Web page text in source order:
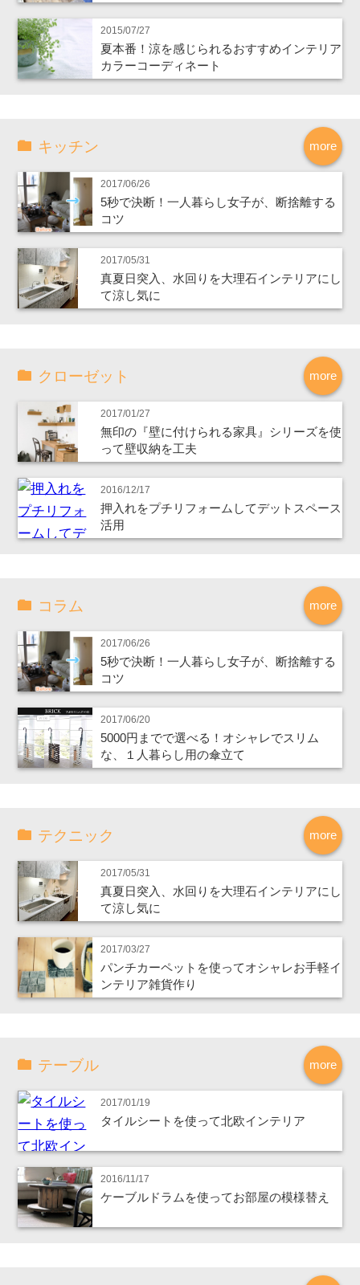
2015/07/27
夏本番！涼を感じられるおすすめインテリア
カラーコーディネート
more
キッチン
2017/06/26
5秒で決断！一人暮らし女子が、断捨離する
コツ
2017/05/31
真夏日突入、水回りを大理石インテリアにし
て涼し気に
more
クローゼット
2017/01/27
無印の『壁に付けられる家具』シリーズを使
って壁収納を工夫
2016/12/17
押入れをプチリフォームしてデットスペース
活用
more
コラム
2017/06/26
5秒で決断！一人暮らし女子が、断捨離する
コツ
2017/06/20
5000円までで選べる！オシャレでスリム
な、１人暮らし用の傘立て
more
テクニック
2017/05/31
真夏日突入、水回りを大理石インテリアにし
て涼し気に
2017/03/27
パンチカーペットを使ってオシャレお手軽イ
ンテリア雑貨作り
more
テーブル
2017/01/19
タイルシートを使って北欧インテリア
2016/11/17
ケーブルドラムを使ってお部屋の模様替え